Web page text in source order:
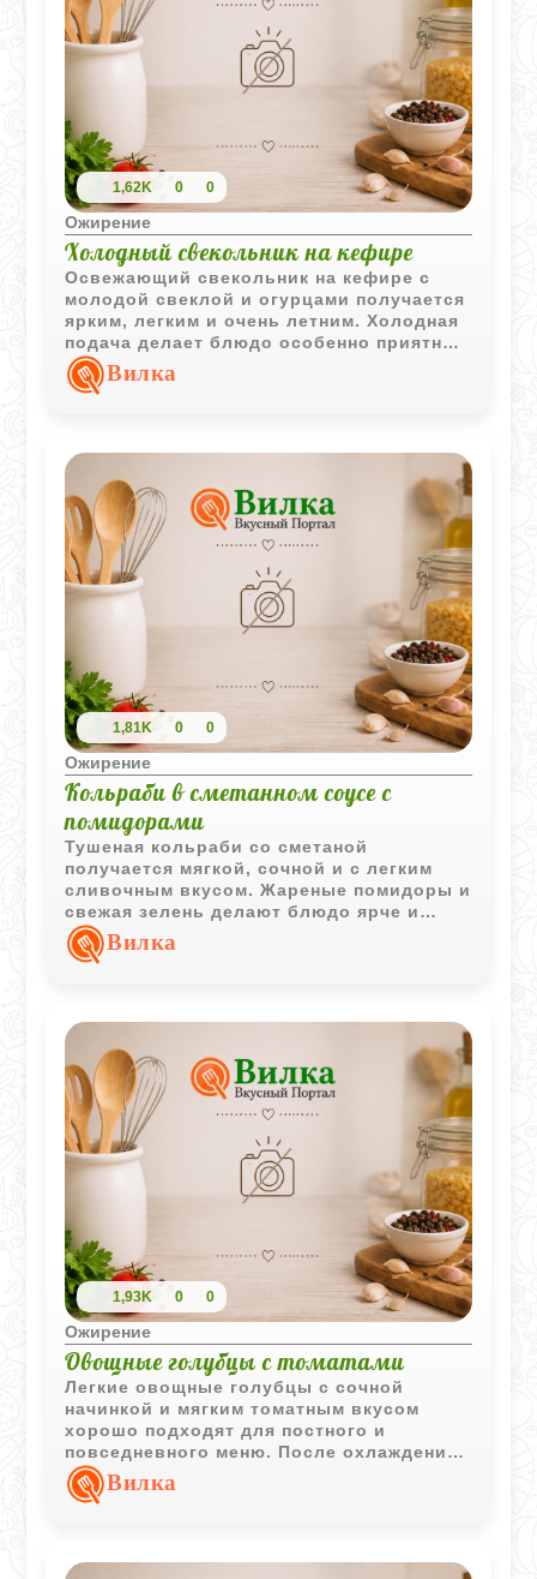
1,62K 0 0
Ожирение
Холодный свекольник на кефире
Освежающий свекольник на кефире с
молодой свеклой и огурцами получается
ярким, легким и очень летним. Холодная
подача делает блюдо особенно приятным
в жаркую погоду.
Вилка
1,81K 0 0
Ожирение
Кольраби в сметанном соусе с
помидорами
Тушеная кольраби со сметаной
получается мягкой, сочной и с легким
сливочным вкусом. Жареные помидоры и
свежая зелень делают блюдо ярче и
ароматнее.
Вилка
1,93K 0 0
Ожирение
Овощные голубцы с томатами
Легкие овощные голубцы с сочной
начинкой и мягким томатным вкусом
хорошо подходят для постного и
повседневного меню. После охлаждения
блюдо становится еще насыщеннее и
ароматнее.
Вилка